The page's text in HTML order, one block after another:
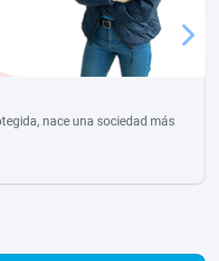
nace una sociedad más